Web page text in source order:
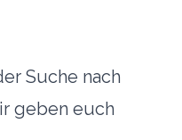
Suche nach
geben euch